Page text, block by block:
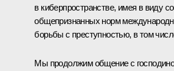
в киберпространстве, имея в виду
общепризнанных норм
борьбы с преступностью, в том
Мы продолжим общение с